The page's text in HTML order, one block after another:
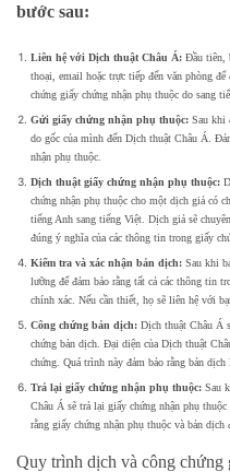
bước sau:
Liên hệ với Dịch thuật Châu Á: Đầu tiên,
thoại, email hoặc trực tiếp đến văn phòng
chứng giấy chứng nhận phụ thuộc do sang
Gửi giấy chứng nhận phụ thuộc: Sau khi
do gốc của mình đến Dịch thuật Châu Á.
nhận phụ thuộc.
Dịch thuật giấy chứng nhận phụ thuộc:
chứng nhận phụ thuộc cho một dịch giả có
tiếng Anh sang tiếng Việt. Dịch giả sẽ
đúng ý nghĩa của các thông tin trong giấy
Kiểm tra và xác nhận bản dịch: Sau khi
lưỡng để đảm bảo rằng tất cả các thông tin
chính xác. Nếu cần thiết, họ sẽ liên hệ với
Công chứng bản dịch: Dịch thuật Châu Á
chứng bản dịch. Đại diện của Dịch thuật
chứng. Quá trình này đảm bảo rằng bản
Trả lại giấy chứng nhận phụ thuộc: Sau
Châu Á sẽ trả lại giấy chứng nhận phụ
rằng giấy chứng nhận phụ thuộc và bản dịch
Quy trình dịch và công chứng